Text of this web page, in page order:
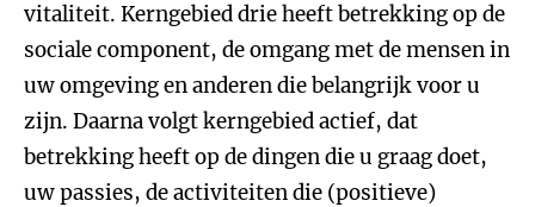
vitaliteit. Kerngebied drie heeft betrekking op de
sociale component, de omgang met de mensen in
uw omgeving en anderen die belangrijk voor u
zijn. Daarna volgt kerngebied actief, dat
betrekking heeft op de dingen die u graag doet,
uw passies, de activiteiten die (positieve)